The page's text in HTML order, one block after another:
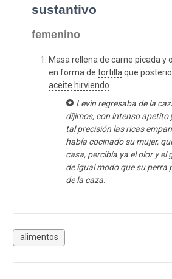
sustantivo
femenino
Masa rellena de carne picada y
en forma de tortilla que
aceite hirviendo
Levin regresaba de la
dijimos, con intenso apetito
tal precisión las ricas
había cocinado su mujer,
casa, percibía ya el olor y el
de igual modo que su perra
de la caza.
alimentos